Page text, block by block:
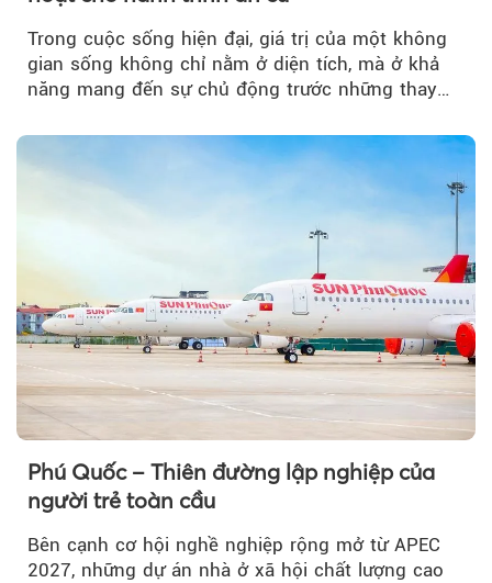
Trong cuộc sống hiện đại, giá trị của một không
gian sống không chỉ nằm ở diện tích, mà ở khả
năng mang đến sự chủ động trước những thay
Phú Quốc – Thiên đường lập nghiệp của
người trẻ toàn cầu
Bên cạnh cơ hội nghề nghiệp rộng mở từ APEC
2027, những dự án nhà ở xã hội chất lượng cao